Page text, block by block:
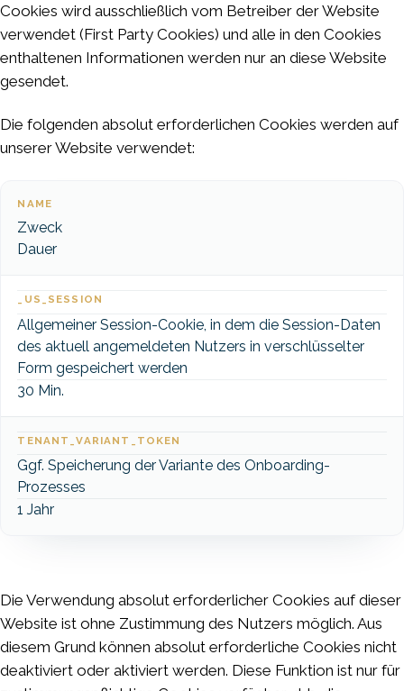
Cookies wird ausschließlich vom Betreiber der Website
verwendet (First Party Cookies) und alle in den Cookies
enthaltenen Informationen werden nur an diese Website
gesendet.
Die folgenden absolut erforderlichen Cookies werden auf
unserer Website verwendet:
NAME
Zweck
Dauer
_US_SESSION
Allgemeiner Session-Cookie, in dem die Session-Daten
des aktuell angemeldeten Nutzers in verschlüsselter
Form gespeichert werden
30 Min.
TENANT_VARIANT_TOKEN
Ggf. Speicherung der Variante des Onboarding-
Prozesses
1 Jahr
Die Verwendung absolut erforderlicher Cookies auf dieser
Website ist ohne Zustimmung des Nutzers möglich. Aus
diesem Grund können absolut erforderliche Cookies nicht
deaktiviert oder aktiviert werden. Diese Funktion ist nur für